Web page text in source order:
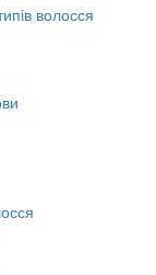
волосся